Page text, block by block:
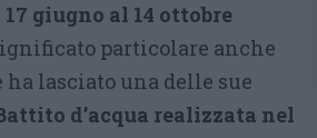
giugno al 14 ottobre
particolare anche
ha lasciato una delle sue
d’acqua realizzata nel